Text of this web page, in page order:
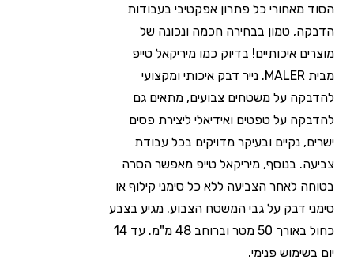
הסוד מאחורי כל פתרון אפקטיבי בעבודות
הדבקה, טמון בבחירה חכמה ונכונה של
מוצרים איכותיים! בדיוק כמו מיריקאל טייפ
מבית MALER. נייר דבק איכותי ומקצועי
להדבקה על משטחים צבועים, מתאים גם
להדבקה על טפטים ואידיאלי ליצירת פסים
ישרים, נקיים ובעיקר מדויקים בכל עבודת
צביעה. בנוסף, מיריקאל טייפ מאפשר הסרה
בטוחה לאחר הצביעה ללא כל סימני קילוף או
סימני דבק על גבי המשטח הצבוע. מגיע בצבע
כחול באורך 50 מטר וברוחב 48 מ"מ. עד 14
יום בשימוש פנימי.